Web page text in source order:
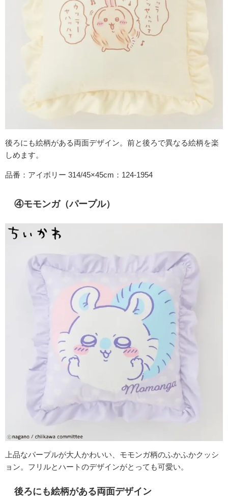
後ろにも絵柄がある両面デザイン。前と後ろで異なる絵柄を楽
しめます。
品番：アイボリー 314/45×45cm：124-1954
④モモンガ（パープル）
上品なパープルが大人かわいい、モモンガ柄のふかふかクッシ
ョン。フリルとハートのデザインがとっても可愛い。
後ろにも絵柄がある両面デザイン